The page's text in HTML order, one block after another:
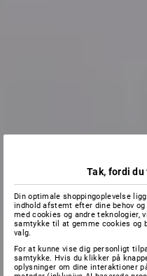
Tak, fordi du
Din optimale shoppingoplevelse
indhold afstemt efter dine behov
med cookies og andre teknologier,
samtykke til at gemme cookies og
valg.
For at kunne vise dig personligt
samtykke. Hvis du klikker på
oplysninger om dine interaktioner